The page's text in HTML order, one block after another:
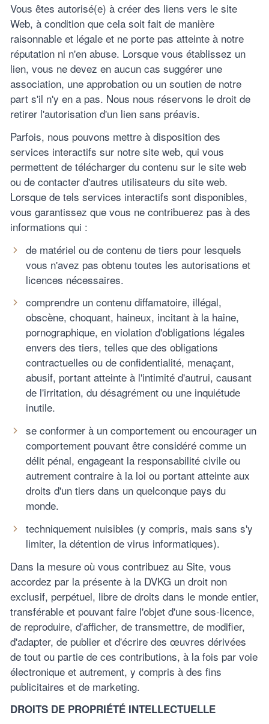
Vous êtes autorisé(e) à créer des liens vers le site
Web, à condition que cela soit fait de manière
raisonnable et légale et ne porte pas atteinte à notre
réputation ni n'en abuse. Lorsque vous établissez un
lien, vous ne devez en aucun cas suggérer une
association, une approbation ou un soutien de notre
part s'il n'y en a pas. Nous nous réservons le droit de
retirer l'autorisation d'un lien sans préavis.
Parfois, nous pouvons mettre à disposition des
services interactifs sur notre site web, qui vous
permettent de télécharger du contenu sur le site web
ou de contacter d'autres utilisateurs du site web.
Lorsque de tels services interactifs sont disponibles,
vous garantissez que vous ne contribuerez pas à des
informations qui :
de matériel ou de contenu de tiers pour lesquels
vous n'avez pas obtenu toutes les autorisations et
licences nécessaires.
comprendre un contenu diffamatoire, illégal,
obscène, choquant, haineux, incitant à la haine,
pornographique, en violation d'obligations légales
envers des tiers, telles que des obligations
contractuelles ou de confidentialité, menaçant,
abusif, portant atteinte à l'intimité d'autrui, causant
de l'irritation, du désagrément ou une inquiétude
inutile.
se conformer à un comportement ou encourager un
comportement pouvant être considéré comme un
délit pénal, engageant la responsabilité civile ou
autrement contraire à la loi ou portant atteinte aux
droits d'un tiers dans un quelconque pays du
monde.
techniquement nuisibles (y compris, mais sans s'y
limiter, la détention de virus informatiques).
Dans la mesure où vous contribuez au Site, vous
accordez par la présente à la DVKG un droit non
exclusif, perpétuel, libre de droits dans le monde entier,
transférable et pouvant faire l'objet d'une sous-licence,
de reproduire, d'afficher, de transmettre, de modifier,
d'adapter, de publier et d'écrire des œuvres dérivées
de tout ou partie de ces contributions, à la fois par voie
électronique et autrement, y compris à des fins
publicitaires et de marketing.
DROITS DE PROPRIÉTÉ INTELLECTUELLE